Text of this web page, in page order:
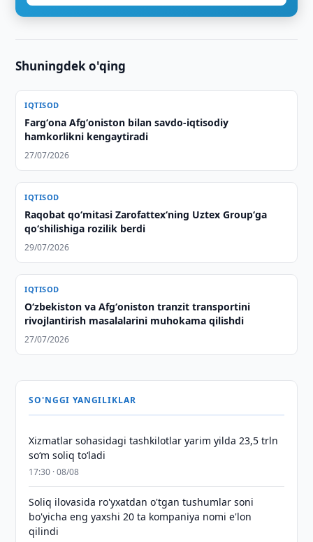
Shuningdek o'qing
IQTISOD
Fargʻona Afgʻoniston bilan savdo-iqtisodiy
hamkorlikni kengaytiradi
27/07/2026
IQTISOD
Raqobat qo‘mitasi Zarofattex‘ning Uztex Group‘ga
qo‘shilishiga rozilik berdi
29/07/2026
IQTISOD
Oʻzbekiston va Afgʻoniston tranzit transportini
rivojlantirish masalalarini muhokama qilishdi
27/07/2026
SO'NGGI YANGILIKLAR
Xizmatlar sohasidagi tashkilotlar yarim yilda 23,5 trln
so‘m soliq to‘ladi
17:30 · 08/08
Soliq ilovasida ro'yxatdan o'tgan tushumlar soni
bo'yicha eng yaxshi 20 ta kompaniya nomi e'lon
qilindi